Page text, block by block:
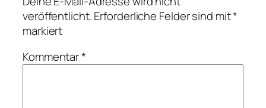
veröffentlicht.Erforderliche Felder sind mit*
markiert
Kommentar*